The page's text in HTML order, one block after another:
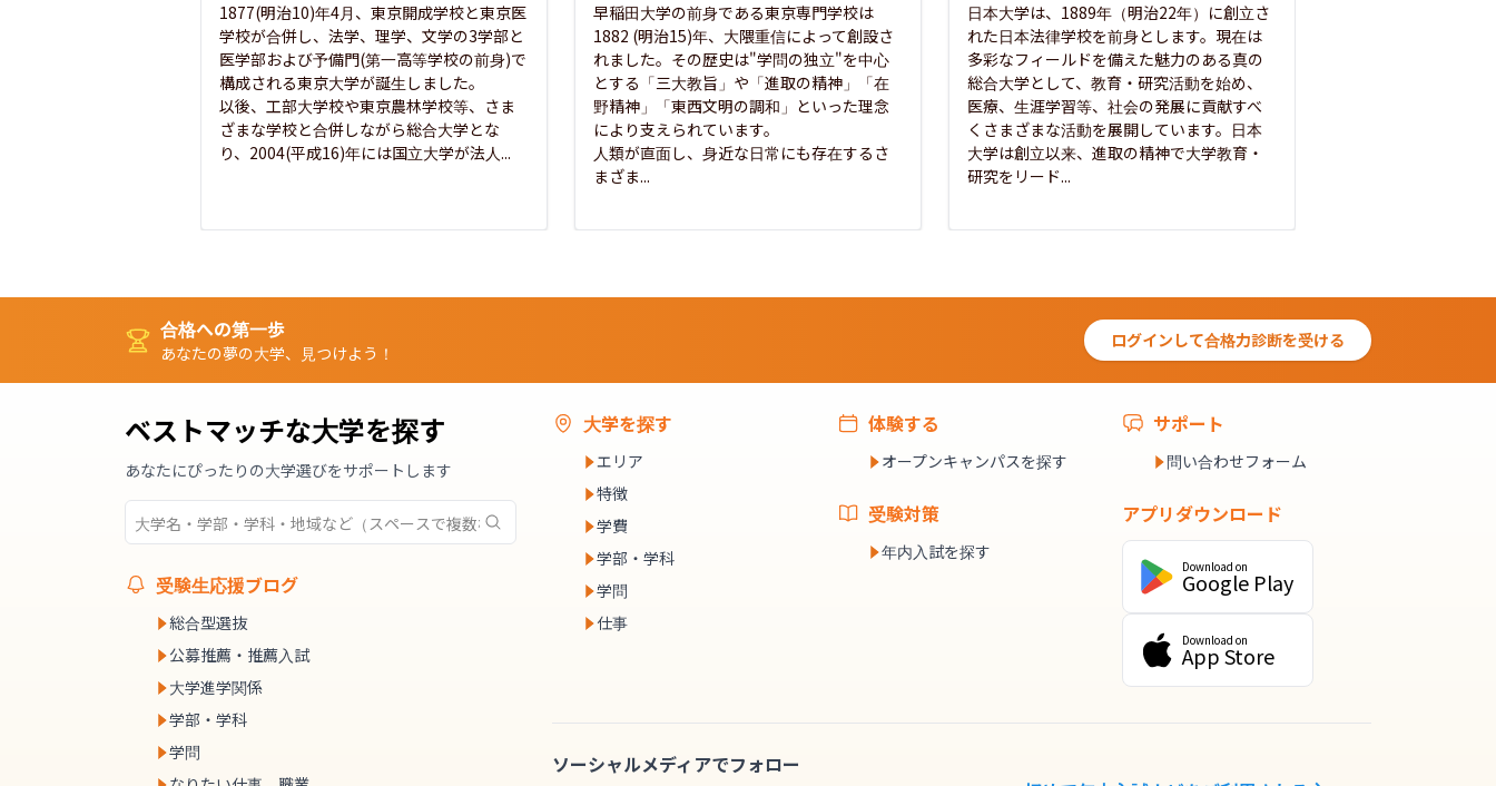
1877(明治10)年4月、東京開成学校と東京医
学校が合併し、法学、理学、文学の3学部と
医学部および予備門(第一高等学校の前身)で
構成される東京大学が誕生しました。
以後、工部大学校や東京農林学校等、さま
ざまな学校と合併しながら総合大学とな
り、2004(平成16)年には国立大学が法人...
早稲田大学の前身である東京専門学校は
1882 (明治15)年、大隈重信によって創設さ
れました。その歴史は"学問の独立"を中心
とする「三大教旨」や「進取の精神」「在
野精神」「東西文明の調和」といった理念
により支えられています。
人類が直面し、身近な日常にも存在するさ
まざま...
日本大学は、1889年（明治22年）に創立さ
れた日本法律学校を前身とします。現在は
多彩なフィールドを備えた魅力のある真の
総合大学として、教育・研究活動を始め、
医療、生涯学習等、社会の発展に貢献すべ
くさまざまな活動を展開しています。日本
大学は創立以来、進取の精神で大学教育・
研究をリード...
合格への第一歩
あなたの夢の大学、見つけよう！
ログインして合格力診断を受ける
ベストマッチな大学を探す
あなたにぴったりの大学選びをサポートします
受験生応援ブログ
総合型選抜
公募推薦・推薦入試
大学進学関係
学部・学科
学問
大学を探す
エリア
特徴
学費
学部・学科
学問
仕事
体験する
オープンキャンパスを探す
受験対策
年内入試を探す
サポート
問い合わせフォーム
アプリダウンロード
Download on
Google Play
Download on
App Store
ソーシャルメディアでフォロー